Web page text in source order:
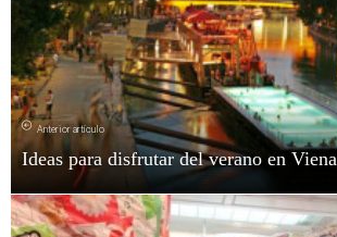
Anterior artículo
Ideas para disfrutar del verano en Viena